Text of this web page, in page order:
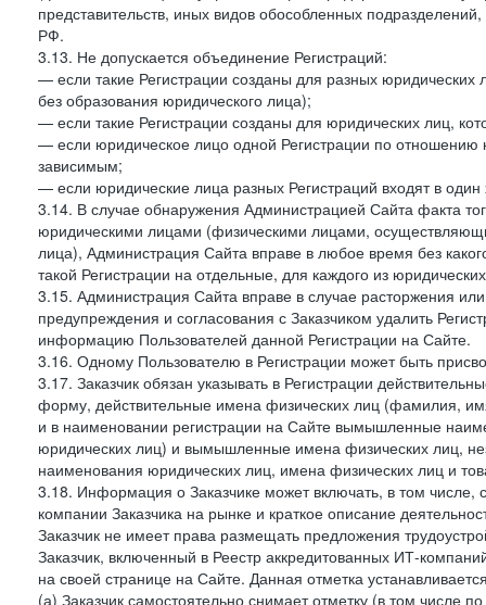
представительств, иных видов обособленных
РФ.
3.13. Не допускается объединение Регистраций:
— если такие Регистрации созданы для разных
без образования юридического лица);
— если такие Регистрации созданы для юридических лиц,
— если юридическое лицо одной Регистрации по отношению
зависимым;
— если юридические лица разных Регистраций входят в
3.14. В случае обнаружения Администрацией Сайта факта
юридическими лицами (физическими лицами,
лица), Администрация Сайта вправе в любое время без
такой Регистрации на отдельные, для каждого из
3.15. Администрация Сайта вправе в случае расторжения
предупреждения и согласования с Заказчиком удалить
информацию Пользователей данной Регистрации на Сайте.
3.16. Одному Пользователю в Регистрации может быть
3.17. Заказчик обязан указывать в Регистрации
форму, действительные имена физических лиц (фамилия,
и в наименовании регистрации на Сайте вымышленные
юридических лиц) и вымышленные имена физических лиц,
наименования юридических лиц, имена физических лиц и
3.18. Информация о Заказчике может включать, в том
компании Заказчика на рынке и краткое описание
Заказчик не имеет права размещать предложения
Заказчик, включенный в Реестр аккредитованных ИТ-
на своей странице на Сайте. Данная отметка
(а) Заказчик самостоятельно снимает отметку (в том числе